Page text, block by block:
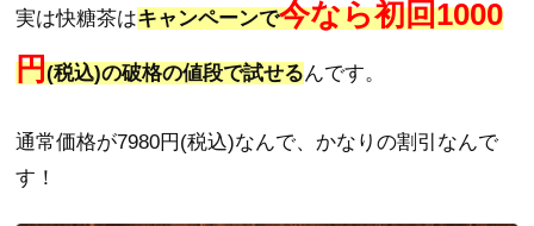
実は快糖茶はキャンペーンで今なら初回1000
円(税込)の破格の値段で試せるんです。
通常価格が7980円(税込)なんで、かなりの割引なんで
す！